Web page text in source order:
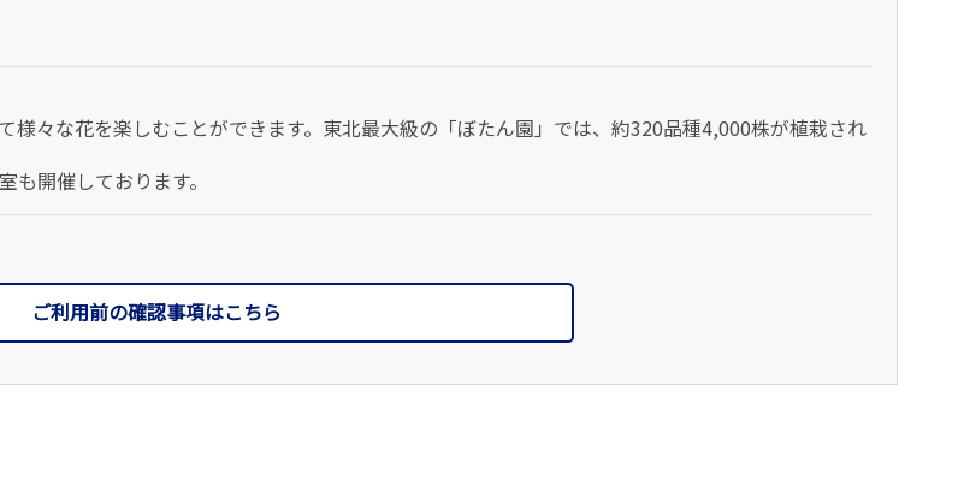
々な花を楽しむことができます。東北最大級の「ぼたん園」では、約320品種4,000株が植栽され
開催しております。
ご利用前の確認事項はこちら